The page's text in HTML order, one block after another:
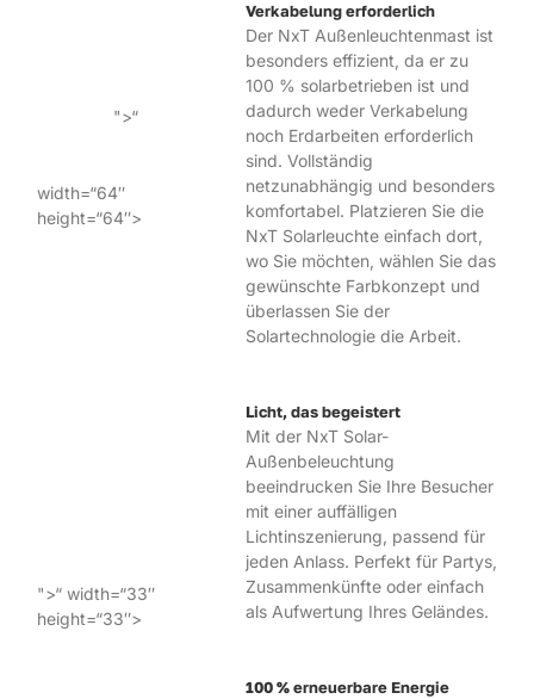
">“
width=“64″
height=“64″>
Verkabelung erforderlich
Der NxT Außenleuchtenmast ist
besonders effizient, da er zu
100 % solarbetrieben ist und
dadurch weder Verkabelung
noch Erdarbeiten erforderlich
sind. Vollständig
netzunabhängig und besonders
komfortabel. Platzieren Sie die
NxT Solarleuchte einfach dort,
wo Sie möchten, wählen Sie das
gewünschte Farbkonzept und
überlassen Sie der
Solartechnologie die Arbeit.
">“ width=“33″
height=“33″>
Licht, das begeistert
Mit der NxT Solar-
Außenbeleuchtung
beeindrucken Sie Ihre Besucher
mit einer auffälligen
Lichtinszenierung, passend für
jeden Anlass. Perfekt für Partys,
Zusammenkünfte oder einfach
als Aufwertung Ihres Geländes.
100 % erneuerbare Energie